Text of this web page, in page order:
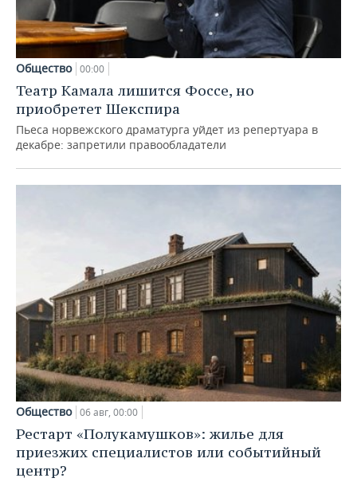
Общество 00:00
Театр Камала лишится Фоссе, но
приобретет Шекспира
Пьеса норвежского драматурга уйдет из репертуара в
декабре: запретили правообладатели
Общество 06 авг, 00:00
Рестарт «Полукамушков»: жилье для
приезжих специалистов или событийный
центр?